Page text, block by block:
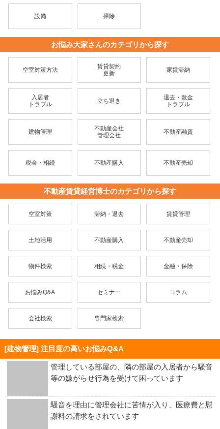
設備 掃除
お悩み大家さんのカテゴリから探す
空室対策方法
賃貸契約
更新
家賃滞納
入居者
トラブル
立ち退き
退去・敷金
トラブル
建物管理
不動産会社
管理会社
不動産融資
税金・相続 不動産購入 不動産売却
不動産賃貸経営博士のカテゴリから探す
空室対策 滞納・退去 賃貸管理
土地活用 不動産購入 不動産売却
物件検索 相続・税金 金融・保険
お悩みQ&A セミナー コラム
会社検索 専門家検索
[建物管理] 注目度の高いお悩みQ&A
管理している部屋の、隣の部屋の入居者から騒音
等の嫌がらせ行為を受けて困っています
騒音を理由に管理会社に苦情が入り、医療費と慰
謝料の請求をされています